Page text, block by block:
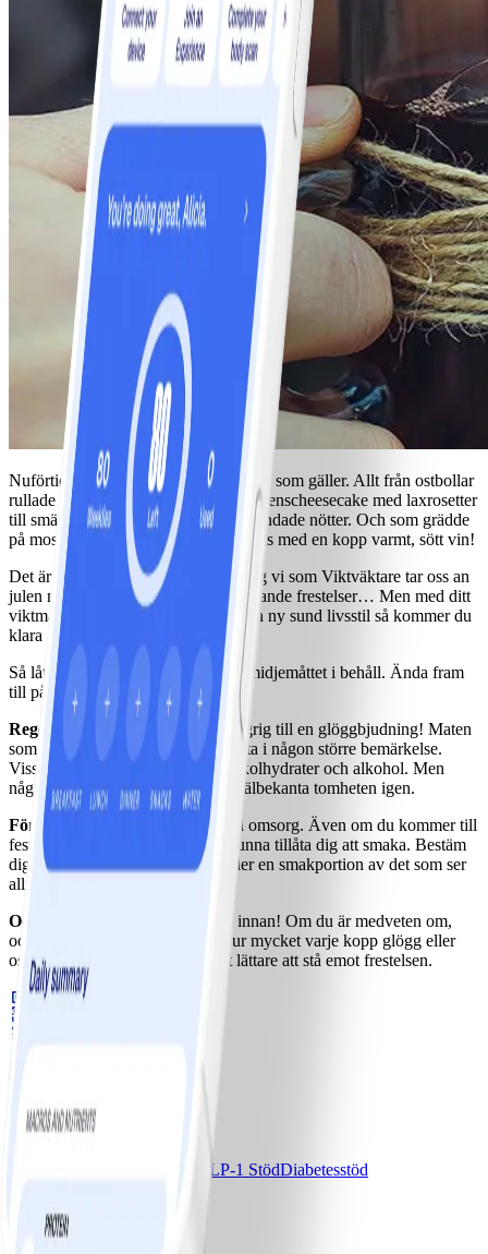
Nuförtiden är det präktiga små bufféer som gäller. Allt från ostbollar
rullade i pepparkakssmulor, västerbottenscheesecake med laxrosetter
till smältande brietårtor med sirapsblandade nötter. Och som grädde
på moset ska vi skölja ner alltsammans med en kopp varmt, sött vin!
Det är med skräckblandad förtjusning vi som Viktväktare tar oss an
julen med alla dess fröjder och förödande frestelser… Men med ditt
viktmål i sikte och övertygelse om en ny sund livsstil så kommer du
klara även adventstidens utmaning.
Så låt oss ta oss igenom julen med midjemåttet i behåll. Ända fram
till påska!
Regel nummer ett.
Gå aldrig hungrig till en glöggbjudning! Maten
som serveras är inte avsedd att mätta i någon större bemärkelse.
Visst blir magen full, men av fett, kolhydrater och alkohol. Men
några timmar senare uppstår den välbekanta tomheten igen.
För det andra.
Välj och njut med omsorg. Även om du kommer till
festen mätt så är det trist att inte kunna tillåta dig att smaka. Bestäm
dig för något. Pyttelite av varje eller en smakportion av det som ser
allra läckrast ut.
Och sist men inte minst.
Läs på innan! Om du är medveten om,
och har färskt i minnet ungefär hur mycket varje kopp glögg eller
ostboll är värd så är det betydligt lättare att stå emot frestelsen.
Våra program
GLP-1 StödDiabetesstöd
Jämför program & priser